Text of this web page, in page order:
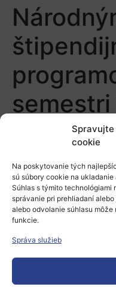
Spravujte
cookie
Na poskytovanie tých
sú súbory cookie na
Súhlas s týmito technológiami
správanie pri prehliadaní
alebo odvolanie súhlasu
funkcie.
Správa služieb
Pridaj
Prepáčte, ale pred
prihlásiť.
Európsky